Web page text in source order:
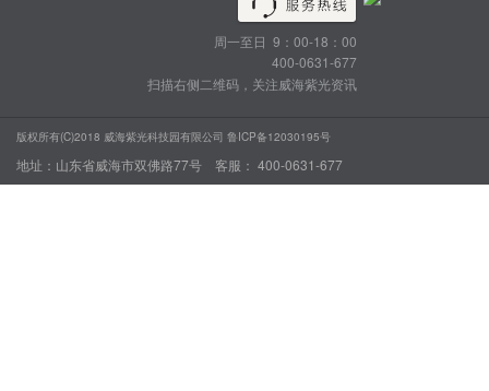
周一至日 9：00-18：00
400-0631-677
扫描右侧二维码，关注威海紫光资讯
版权所有(C)2018 威海紫光科技园有限公司 鲁ICP备12030195号
地址：山东省威海市双佛路77号 客服： 400-0631-677